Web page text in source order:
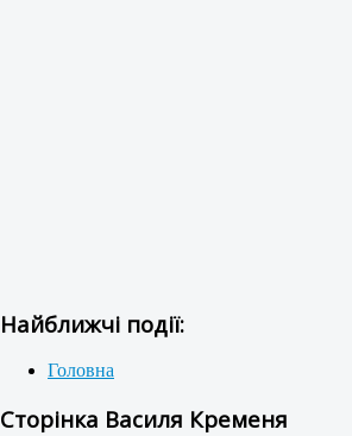
Найближчі події:
Головна
Сторінка Василя Кременя